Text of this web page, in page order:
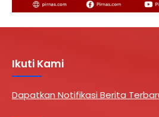
Ikuti Kami
Dapatkan Notifikasi Berita